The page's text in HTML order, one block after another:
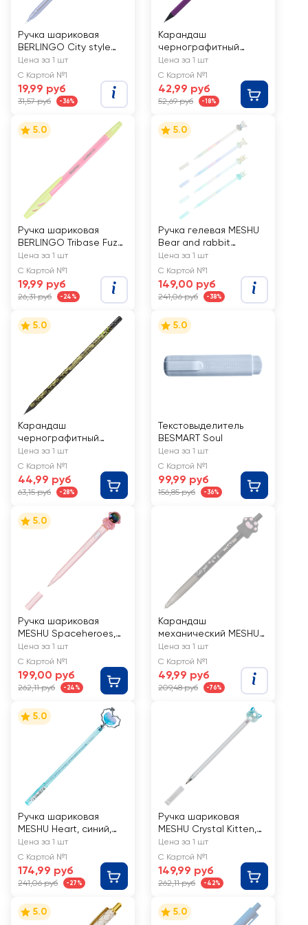
Ручка шариковая
BERLINGO City style
синий, 0,7мм, Арт.
CBp_70762
Цена за 1 шт
С Картой №1
19,99 руб
31,57 руб -36%
Карандаш
чернографитный
BERLINGO Gold, HB,
трехгранный, Арт.
BP01324
Цена за 1 шт
С Картой №1
42,99 руб
52,69 руб -18%
5.0
Ручка шариковая
BERLINGO Tribase Fuze,
синий, 0,7мм, Арт.
CBp_70922
Цена за 1 шт
С Картой №1
19,99 руб
26,31 руб -24%
5.0
Ручка гелевая MESHU
Bear and rabbit
радужная, 0,7мм
Цена за 1 шт
С Картой №1
149,00 руб
241,06 руб -38%
5.0
Карандаш
чернографитный
BERLINGO Military, HB,
круглый, с ластиком,
Арт. 299345
Цена за 1 шт
С Картой №1
44,99 руб
63,15 руб -28%
5.0
Текстовыделитель
BESMART Soul
Цена за 1 шт
С Картой №1
99,99 руб
156,85 руб -36%
5.0
Ручка шариковая
MESHU Spaceheroes,
синий, светящаяся,
0,5мм, в
ассортименте, Арт.
353739
Цена за 1 шт
С Картой №1
199,00 руб
262,11 руб -24%
Карандаш
механический MESHU
Nice paw, 0,7мм, с
топпером, в
ассортименте, Арт.
355529
Цена за 1 шт
С Картой №1
49,99 руб
209,48 руб -76%
5.0
Ручка шариковая
MESHU Heart, синий,
0,5мм, в ассортименте
Цена за 1 шт
С Картой №1
174,99 руб
241,06 руб -27%
Ручка шариковая
MESHU Crystal Kitten,
синий, 0,7мм, с
топпером, в
ассортименте
Цена за 1 шт
С Картой №1
149,99 руб
262,11 руб -42%
5.0 5.0